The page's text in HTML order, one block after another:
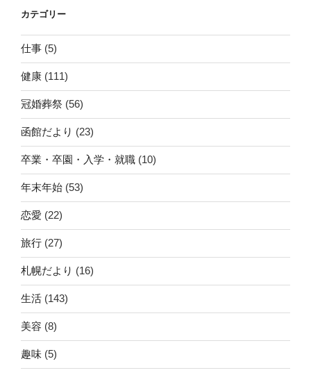
カテゴリー
仕事 (5)
健康 (111)
冠婚葬祭 (56)
函館だより (23)
卒業・卒園・入学・就職 (10)
年末年始 (53)
恋愛 (22)
旅行 (27)
札幌だより (16)
生活 (143)
美容 (8)
趣味 (5)